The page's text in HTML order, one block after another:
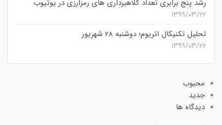
رشد پنج برابری تعداد کلاهبرداری های رمزارزی در یوتیوب
۱۳۹۹/۰۳/۲۲
تحلیل تکنیکال اتریوم؛ دوشنبه 28 شهریور
۱۳۹۹/۰۳/۲۲
محبوب
جدید
دیدگاه ها